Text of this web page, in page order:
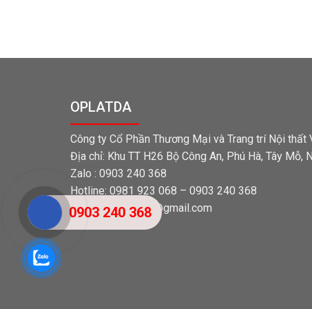
OPLATDA
Công ty Cổ Phần Thương Mại và Trang trí Nội thất
Địa chỉ: Khu TT H26 Bộ Công An, Phú Hà, Tây Mỗ,
Zalo : 0903 240 368
Hotline: 0981 923 068 – 0903 240 368
Email: tangocvien@gmail.com
0903 240 368